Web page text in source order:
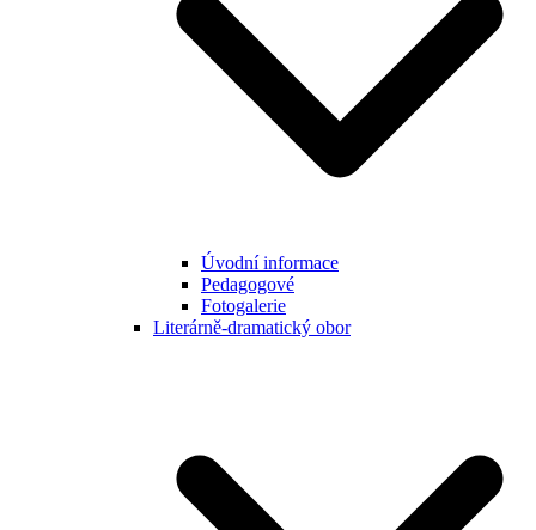
Úvodní informace
Pedagogové
Fotogalerie
Literárně-dramatický obor